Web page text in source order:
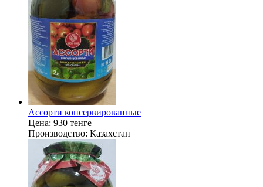
Ассорти консервированные
Цена: 930 тенге
Производство: Казахстан